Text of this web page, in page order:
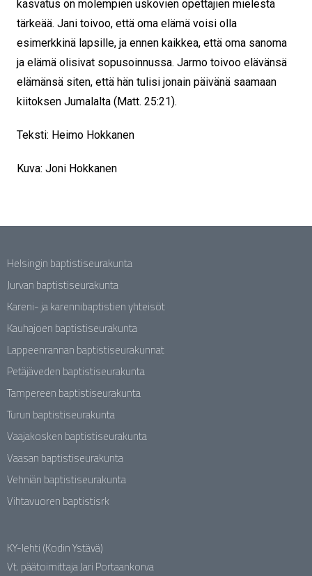
kasvatus on molempien uskovien opettajien mielestä
tärkeää. Jani toivoo, että oma elämä voisi olla
esimerkkinä lapsille, ja ennen kaikkea, että oma sanoma
ja elämä olisivat sopusoinnussa. Jarmo toivoo elävänsä
elämänsä siten, että hän tulisi jonain päivänä saamaan
kiitoksen Jumalalta (Matt. 25:21).
Teksti: Heimo Hokkanen
Kuva: Joni Hokkanen
Helsingin baptistiseurakunta
Jurvan baptistiseurakunta
Kareni- ja karennibaptistien yhteisöt
Kauhajoen baptistiseurakunta
Lappeenrannan baptistiseurakunnat
Petäjäveden baptistiseurakunta
Tampereen baptistiseurakunta
Turun baptistiseurakunta
Vaajakosken baptistiseurakunta
Vaasan baptistiseurakunta
Vehniän baptistiseurakunta
Vihtavuoren baptistisrk
KY-lehti (Kodin Ystävä)
Vt. päätoimittaja Jari Portaankorva